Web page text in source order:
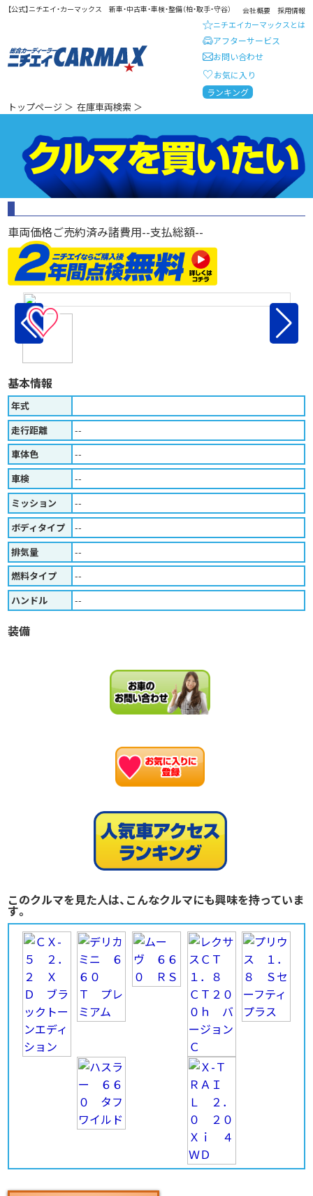
【公式】ニチエイ・カーマックス 新車・中古車・車検・整備（柏・取手・守谷） 会社概要 採用情報
総合カーディーラー ニチエイ・
ニチエイカーマックスとは
アフターサービス
お問い合わせ
お気に入り
ランキング
トップページ ＞ 在庫車両検索 ＞
車両価格ご売約済み諸費用--支払総額--
♡
基本情報
年式
走行距離
--
車体色
--
車検
--
ミッション
--
ボディタイプ
--
排気量
--
燃料タイプ
--
ハンドル
--
装備
このクルマを見た人は、こんなクルマにも興味を持っていま
す。